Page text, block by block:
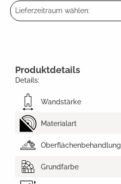
Lieferzeitraum wählen:
Produktdetails
Details:
Wandstärke
Materialart
Oberflächenbehandlung
Grundfarbe